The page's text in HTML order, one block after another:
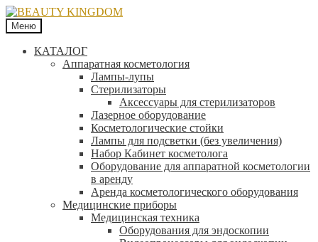
Меню
КАТАЛОГ
Аппаратная косметология
Лампы-лупы
Стерилизаторы
Аксессуары для стерилизаторов
Лазерное оборудование
Косметологические стойки
Лампы для подсветки (без увеличения)
Набор Кабинет косметолога
Оборудование для аппаратной косметологии
в аренду
Аренда косметологического оборудования
Медицинские приборы
Медицинская техника
Оборудования для эндоскопии